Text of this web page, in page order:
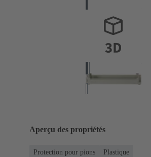
Aperçu des propriétés
Protection pour pions
Plastique